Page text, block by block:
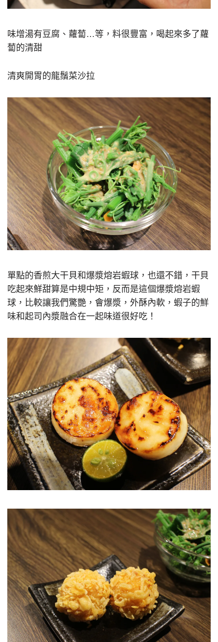
味增湯有豆腐、蘿蔔…等，料很豐富，喝起來多了蘿
蔔的清甜
清爽開胃的龍鬚菜沙拉
單點的香煎大干貝和爆漿熔岩蝦球，也還不錯，干貝
吃起來鮮甜算是中規中矩，反而是這個爆漿熔岩蝦
球，比較讓我們驚艷，會爆漿，外酥內軟，蝦子的鮮
味和起司內漿融合在一起味道很好吃！